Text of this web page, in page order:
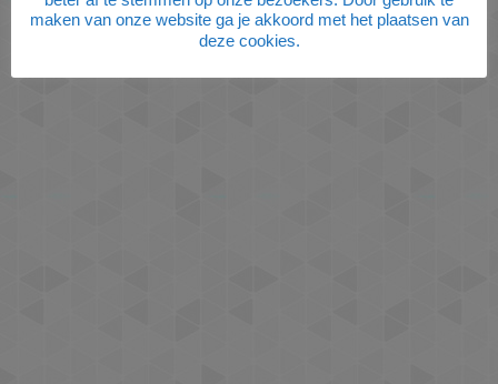
maken van onze website ga je akkoord met het plaatsen van
deze cookies.